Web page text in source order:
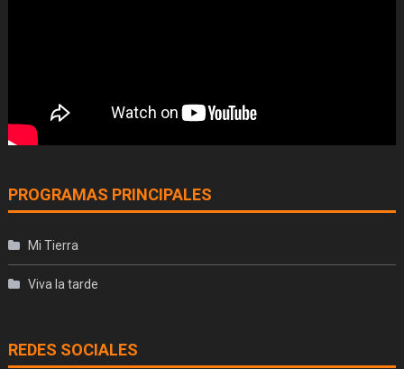
PROGRAMAS PRINCIPALES
Mi Tierra
Viva la tarde
REDES SOCIALES